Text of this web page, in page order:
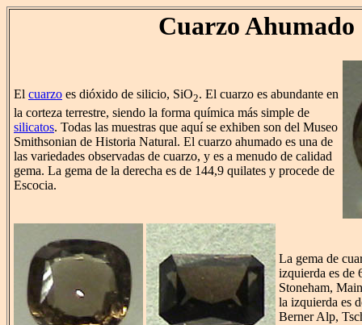
Cuarzo Ahumado
El cuarzo es dióxido de silicio, SiO2. El cuarzo es abundante en
la corteza terrestre, siendo la forma química más simple de
silicatos. Todas las muestras que aquí se exhiben son del Museo
Smithsonian de Historia Natural. El cuarzo ahumado es una de
las variedades observadas de cuarzo, y es a menudo de calidad
gema. La gema de la derecha es de 144,9 quilates y procede de
Escocia.
La gema de
izquierda es de
Stoneham,
la izquierda es
Berner Alp,